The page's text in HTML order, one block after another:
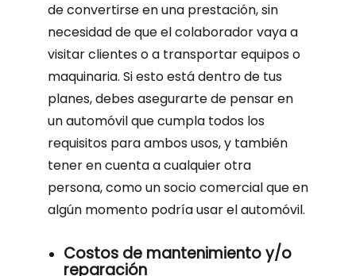
de convertirse en una prestación, sin
necesidad de que el colaborador vaya a
visitar clientes o a transportar equipos o
maquinaria. Si esto está dentro de tus
planes, debes asegurarte de pensar en
un automóvil que cumpla todos los
requisitos para ambos usos, y también
tener en cuenta a cualquier otra
persona, como un socio comercial que en
algún momento podría usar el automóvil.
Costos de mantenimiento y/o
reparación